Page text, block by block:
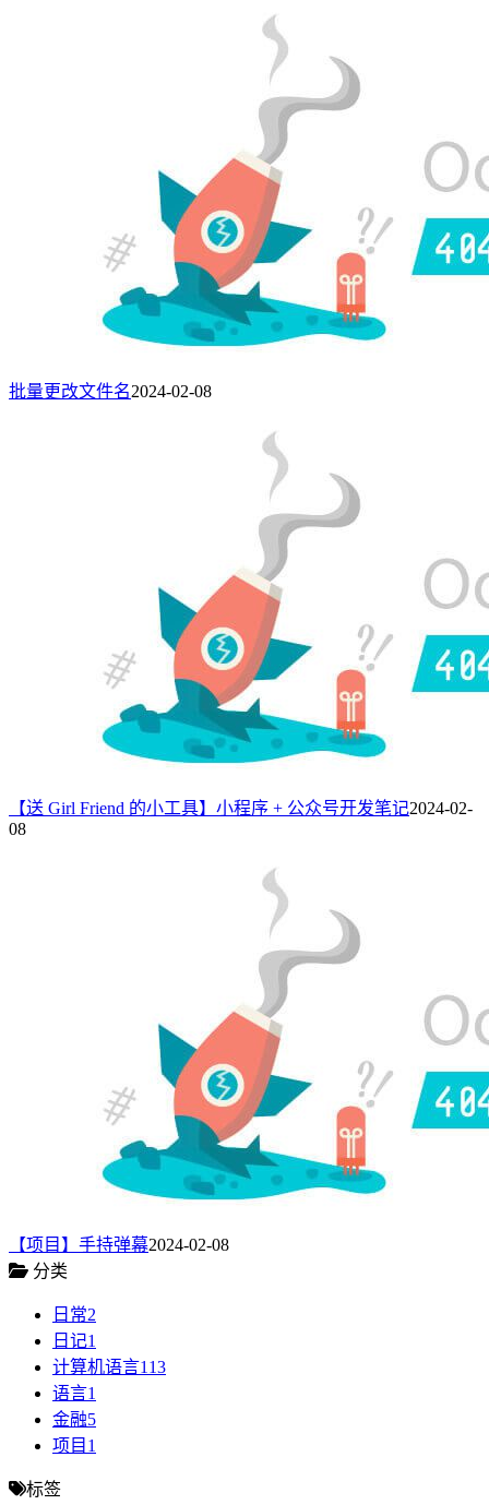
批量更改文件名2024-02-08
【送 Girl Friend 的小工具】小程序 + 公众号开发笔记2024-02-
08
【项目】手持弹幕2024-02-08
分类
日常2
日记1
计算机语言113
语言1
金融5
项目 1
标签